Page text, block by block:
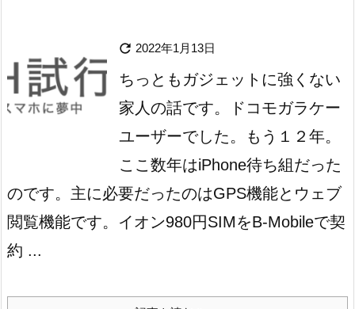
 2022年1月13日
ちっともガジェットに強くない
家人の話です。
ドコモガラケー
ユーザーでした。もう１２年。
ここ数年はiPhone待ち組だった
のです。主に必要だったのはGPS機能とウェブ
閲覧機能です。イオン980円SIMをB-Mobileで契
約 ...